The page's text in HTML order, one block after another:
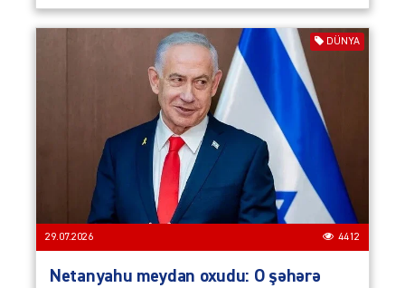
DÜNYA
29.07.2026 4412
Netanyahu meydan oxudu: O şəhərə